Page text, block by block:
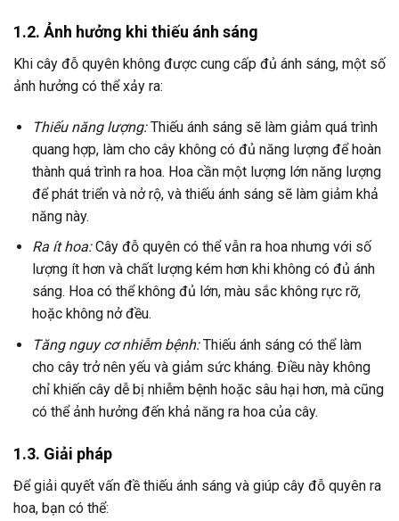
1.2. Ảnh hưởng khi thiếu ánh sáng
Khi cây đỗ quyên không được cung cấp đủ ánh sáng, một số
ảnh hưởng có thể xảy ra:
Thiếu năng lượng:Thiếu ánh sáng sẽ làm giảm quá trình
quang hợp, làm cho cây không có đủ năng lượng để hoàn
thành quá trình ra hoa. Hoa cần một lượng lớn năng lượng
để phát triển và nở rộ, và thiếu ánh sáng sẽ làm giảm khả
năng này.
Ra ít hoa:Cây đỗ quyên có thể vẫn ra hoa nhưng với số
lượng ít hơn và chất lượng kém hơn khi không có đủ ánh
sáng. Hoa có thể không đủ lớn, màu sắc không rực rỡ,
hoặc không nở đều.
Tăng nguy cơ nhiễm bệnh:Thiếu ánh sáng có thể làm
cho cây trở nên yếu và giảm sức kháng. Điều này không
chỉ khiến cây dễ bị nhiễm bệnh hoặc sâu hại hơn, mà cũng
có thể ảnh hưởng đến khả năng ra hoa của cây.
1.3. Giải pháp
Để giải quyết vấn đề thiếu ánh sáng và giúp cây đỗ quyên ra
hoa, bạn có thể: